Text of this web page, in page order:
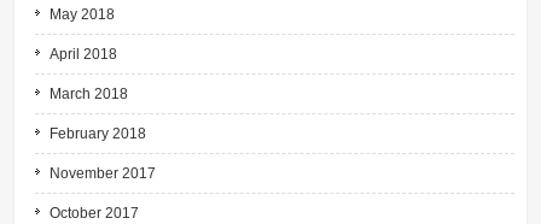
May 2018
April 2018
March 2018
February 2018
November 2017
October 2017